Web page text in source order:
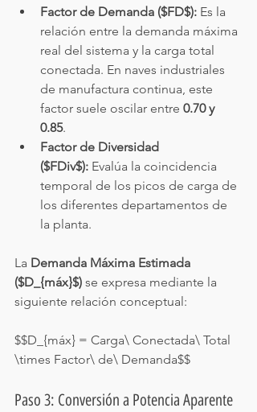
Factor de Demanda ($FD$): Es la
relación entre la demanda máxima
real del sistema y la carga total
conectada. En naves industriales
de manufactura continua, este
factor suele oscilar entre 0.70 y
0.85.
Factor de Diversidad
($FDiv$): Evalúa la coincidencia
temporal de los picos de carga de
los diferentes departamentos de
la planta.
La Demanda Máxima Estimada
($D_{máx}$) se expresa mediante la
siguiente relación conceptual:
$$D_{máx} = Carga\ Conectada\ Total
\times Factor\ de\ Demanda$$
Paso 3: Conversión a Potencia Aparente